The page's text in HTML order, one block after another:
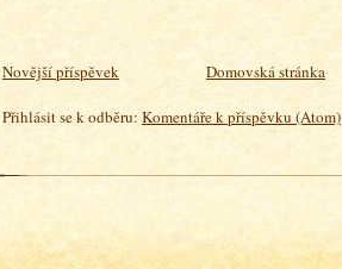
Novější příspěvek Domovská stránka
Přihlásit se k odběru: Komentáře k příspěvku (Atom)